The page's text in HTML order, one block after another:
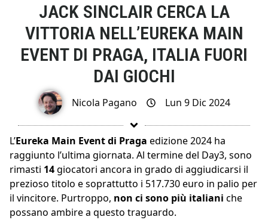
JACK SINCLAIR CERCA LA
VITTORIA NELL’EUREKA MAIN
EVENT DI PRAGA, ITALIA FUORI
DAI GIOCHI
Nicola Pagano Lun 9 Dic 2024
L’Eureka Main Event di Praga edizione 2024 ha
raggiunto l’ultima giornata. Al termine del Day3, sono
rimasti 14giocatori ancora in grado di aggiudicarsi il
prezioso titolo e soprattutto i 517.730 euro in palio per
il vincitore. Purtroppo, non ci sono più italiani che
possano ambire a questo traguardo.